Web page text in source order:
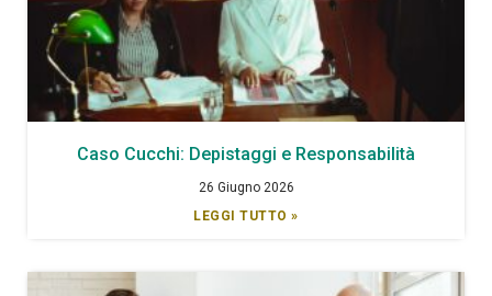
Caso Cucchi: Depistaggi e Responsabilità
26 Giugno 2026
LEGGI TUTTO »